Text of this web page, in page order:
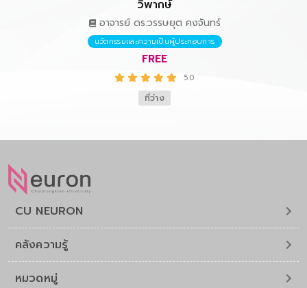
วิพากษ์
อาจารย์ ดร.วรรษยุต คงจันทร์
นวัตกรรมและความเป็นผู้ประกอบการ
FREE
5.0
ที่ว่าง
CU NEURON
คลังความรู้
หมวดหมู่